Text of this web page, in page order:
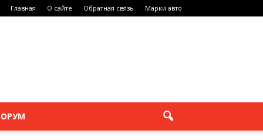
Главная О сайте Обратная связь Марки авто